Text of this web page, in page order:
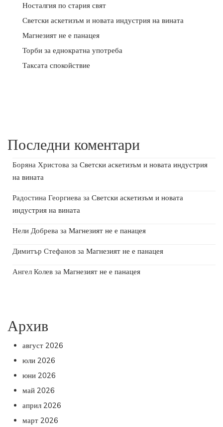
Носталгия по стария свят
Светски аскетизъм и новата индустрия на вината
Магнезият не е панацея
Торби за еднократна употреба
Таксата спокойствие
Последни коментари
Боряна Христова за Светски аскетизъм и новата индустрия
на вината
Радостина Георгиева за Светски аскетизъм и новата
индустрия на вината
Нели Добрева за Магнезият не е панацея
Димитър Стефанов за Магнезият не е панацея
Ангел Колев за Магнезият не е панацея
Архив
август 2026
юли 2026
юни 2026
май 2026
април 2026
март 2026